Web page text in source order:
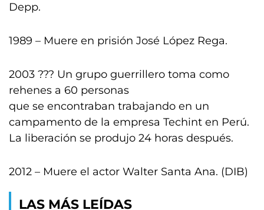
Depp.
1989 – Muere en prisión José López Rega.
2003 ??? Un grupo guerrillero toma como
rehenes a 60 personas
que se encontraban trabajando en un
campamento de la empresa Techint en Perú.
La liberación se produjo 24 horas después.
2012 – Muere el actor Walter Santa Ana. (DIB)
LAS MÁS LEÍDAS